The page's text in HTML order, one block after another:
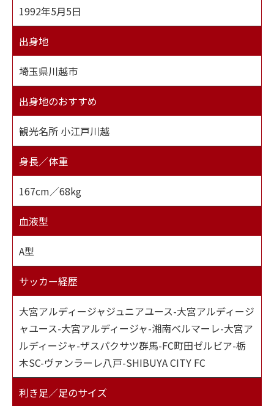
1992年5月5日
出身地
埼玉県川越市
出身地のおすすめ
観光名所 小江戸川越
身長／体重
167cm／68kg
血液型
A型
サッカー経歴
大宮アルディージャジュニアユース-大宮アルディージ
ャユース-大宮アルディージャ-湘南ベルマーレ-大宮ア
ルディージャ-ザスパクサツ群馬-FC町田ゼルビア-栃
木SC-ヴァンラーレ八戸-SHIBUYA CITY FC
利き足／足のサイズ